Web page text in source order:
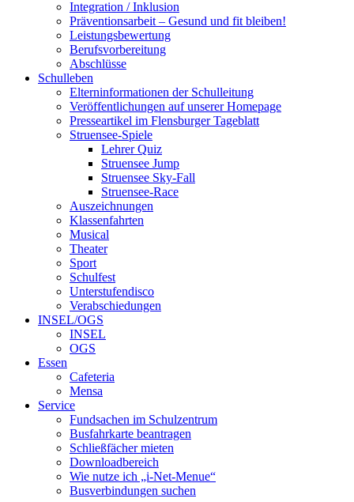
Integration / Inklusion
Präventionsarbeit – Gesund und fit bleiben!
Leistungsbewertung
Berufsvorbereitung
Abschlüsse
Schulleben
Elterninformationen der Schulleitung
Veröffentlichungen auf unserer Homepage
Presseartikel im Flensburger Tageblatt
Struensee-Spiele
Lehrer Quiz
Struensee Jump
Struensee Sky-Fall
Struensee-Race
Auszeichnungen
Klassenfahrten
Musical
Theater
Sport
Schulfest
Unterstufendisco
Verabschiedungen
INSEL/OGS
INSEL
OGS
Essen
Cafeteria
Mensa
Service
Fundsachen im Schulzentrum
Busfahrkarte beantragen
Schließfächer mieten
Downloadbereich
Wie nutze ich „i-Net-Menue“
Busverbindungen suchen